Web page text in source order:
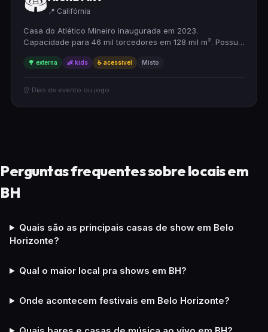
📍 Califórnia
Casa do Atlético Mineiro inaugurada em 2023.
Capacidade para 46 mil torcedores em 128 mil m². Possui
Fi liberado, 42 bares e 7 cozinhas.
🌳 externa 👶 kids ♿ acessível Misto
⏰ Dias de evento ou jogo
Perguntas frequentes sobre locais em
BH
Quais são as principais casas de show em Belo
Horizonte?
Qual o maior local pra shows em BH?
Onde acontecem festivais em Belo Horizonte?